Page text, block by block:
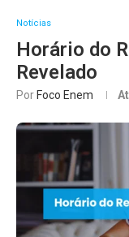
Notícias
Horário do
Revelado
Por Foco Enem